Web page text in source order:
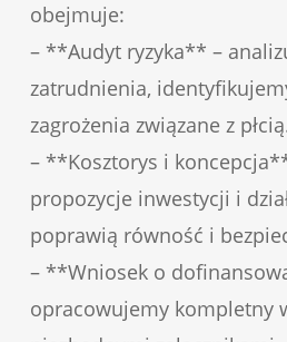
obejmuje:
– **Audyt ryzyka** –
zatrudnienia,
zagrożenia związane z
– **Kosztorys i
propozycje inwestycji i
poprawią równość i
– **Wniosek o
opracowujemy kompletny